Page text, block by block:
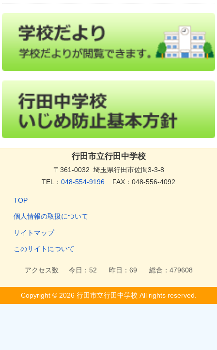
行田市立行田中学校
〒361-0032 埼玉県行田市佐間3-3-8
TEL： 048-554-9196 FAX：048-556-4092
TOP
個人情報の取扱について
サイトマップ
このサイトについて
Copyright © 2026 行田市立行田中学校 All rights reserved.